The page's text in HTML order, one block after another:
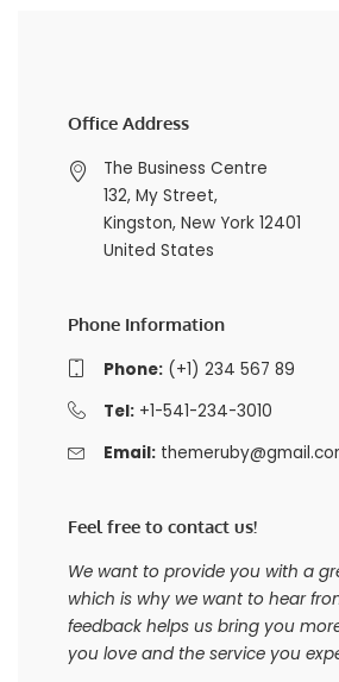
Office Address
The Business Centre
132, My Street,
Kingston, New York 12401
United States
Phone Information
Phone:(+1) 234 567 89
Tel:+1-541-234-3010
Email:
Feel free to contact us!
We want to provide you with a
which is why we want to hear
feedback helps us bring you
you love and the service you